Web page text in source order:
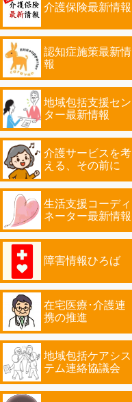
介護保険最新情報
認知症施策最新情
報
地域包括支援セン
ター最新情報
介護サービスを考
える、その前に
生活支援コーディ
ネーター最新情報
障害情報ひろば
在宅医療･介護連
携の推進
地域包括ケアシス
テム連絡協議会